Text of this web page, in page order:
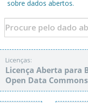
sobre dados abertos.
Licenças:
Licença Aberta para
Open Data Commons